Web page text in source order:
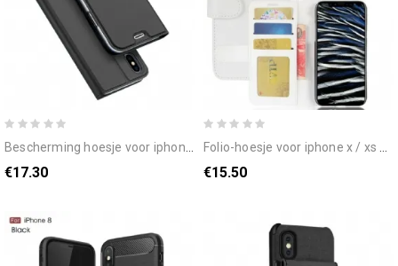
bescherming hoesje voor iphone x / xs folio-hoesje harmonisch
€17.30
folio-hoesje voor iphone x / xs kunstleer
€15.50